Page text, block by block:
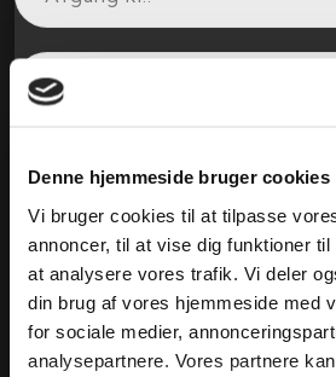
Denne hjemmeside bruger cookies
Vi bruger cookies til at tilpasse
annoncer, til at vise dig funktioner
at analysere vores trafik. Vi deler
din brug af vores hjemmeside med
for sociale medier,
analysepartnere. Vores partnere